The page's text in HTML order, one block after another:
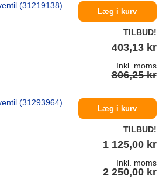
På lager
(31219138)
Læg i kurv
TILBUD!
403,13 kr
Inkl. moms
806,25 kr
På lager
(31293964)
Læg i kurv
TILBUD!
1 125,00 kr
Inkl. moms
2 250,00 kr